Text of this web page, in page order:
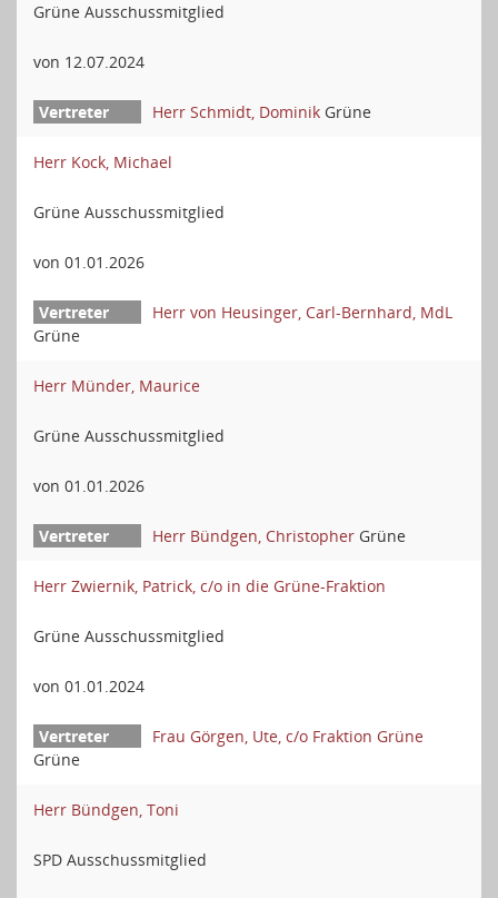
Grüne Ausschussmitglied
von 12.07.2024
Herr Schmidt, Dominik Grüne
Herr Kock, Michael
Grüne Ausschussmitglied
von 01.01.2026
Herr von Heusinger, Carl-Bernhard, MdL
Grüne
Herr Münder, Maurice
Grüne Ausschussmitglied
von 01.01.2026
Herr Bündgen, Christopher Grüne
Herr Zwiernik, Patrick, c/o in die Grüne-Fraktion
Grüne Ausschussmitglied
von 01.01.2024
Frau Görgen, Ute, c/o Fraktion Grüne
Grüne
Herr Bündgen, Toni
SPD Ausschussmitglied